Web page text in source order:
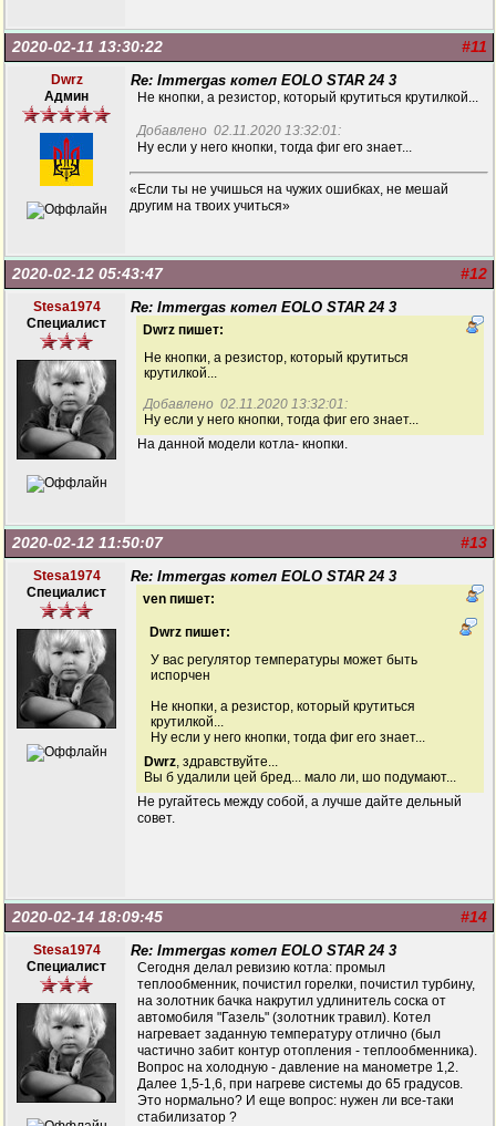
#11
2020-02-11 13:30:22
Dwrz
Админ
Re: Immergas котел EOLO STAR 24 3
Не кнопки, а резистор, который крутиться крутилкой...
Добавлено 02.11.2020 13:32:01:
Ну если у него кнопки, тогда фиг его знает...
«Если ты не учишься на чужих ошибках, не мешай
другим на твоих учиться»
#12
2020-02-12 05:43:47
Stesa1974
Специалист
Re: Immergas котел EOLO STAR 24 3
Dwrz пишет:
Не кнопки, а резистор, который крутиться
крутилкой...
Добавлено 02.11.2020 13:32:01:
Ну если у него кнопки, тогда фиг его знает...
На данной модели котла- кнопки.
#13
2020-02-12 11:50:07
Stesa1974
Специалист
Re: Immergas котел EOLO STAR 24 3
ven пишет:
Dwrz пишет:
У вас регулятор температуры может быть
испорчен
Не кнопки, а резистор, который крутиться
крутилкой...
Ну если у него кнопки, тогда фиг его знает...
Dwrz, здравствуйте...
Вы б удалили цей бред... мало ли, шо подумают...
Не ругайтесь между собой, а лучше дайте дельный
совет.
#14
2020-02-14 18:09:45
Stesa1974
Специалист
Re: Immergas котел EOLO STAR 24 3
Сегодня делал ревизию котла: промыл
теплообменник, почистил горелки, почистил турбину,
на золотник бачка накрутил удлинитель соска от
автомобиля "Газель" (золотник травил). Котел
нагревает заданную температуру отлично (был
частично забит контур отопления - теплообменника).
Вопрос на холодную - давление на манометре 1,2.
Далее 1,5-1,6, при нагреве системы до 65 градусов.
Это нормально? И еще вопрос: нужен ли все-таки
стабилизатор ?